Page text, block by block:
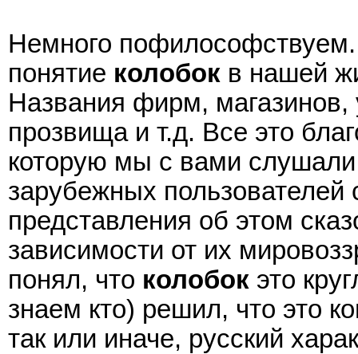
Немного
понятие колобок в нашей
Названия фирм,
прозвища и т.д. Все это
которую мы с вами слушали
зарубежных
представления об этом
зависимости от их
понял, что колобок это
знаем кто) решил, что это
так или иначе, русский